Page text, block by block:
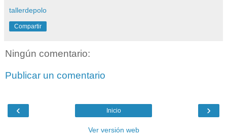
tallerdepolo
Compartir
Ningún comentario:
Publicar un comentario
‹ ›
Inicio
Ver versión web